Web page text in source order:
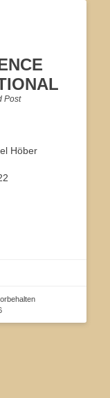
Post
Höber